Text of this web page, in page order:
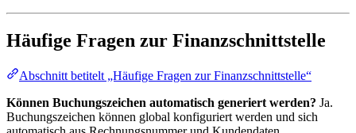
Häufige Fragen zur Finanzschnittstelle
Abschnitt betitelt „Häufige Fragen zur Finanzschnittstelle“
Können Buchungszeichen automatisch generiert werden? Ja.
Buchungszeichen können global konfiguriert werden und sich